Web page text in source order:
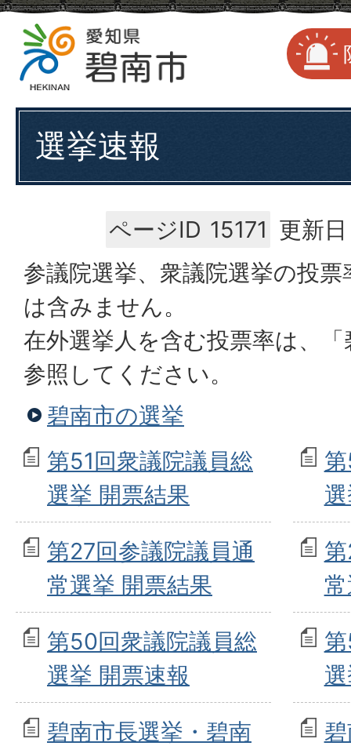
選挙速報
ページID 15171 更新
参議院選挙、衆議院選挙の投
は含みません。
在外選挙人を含む投票率は、
参照してください。
碧南市の選挙
第51回衆議院議員総
選挙 開票結果
第27回参議院議員通
常選挙 開票結果
第50回衆議院議員総
選挙 開票速報
碧南市長選挙・碧南